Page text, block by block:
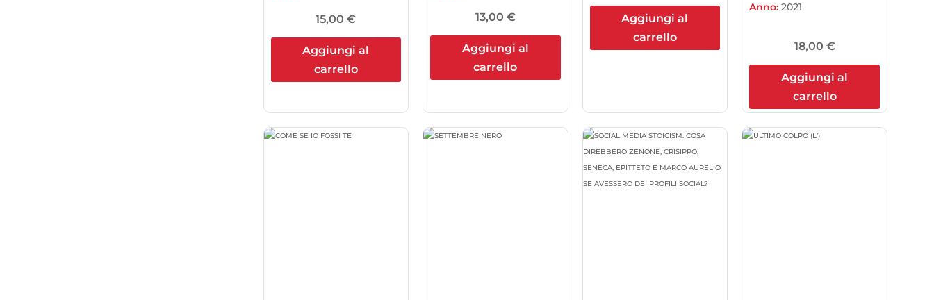
15,00€
Aggiungi al
carrello
13,00 €
Aggiungi al
carrello
Aggiungi al
carrello
Anno:2021
18,00 €
Aggiungi al
carrello